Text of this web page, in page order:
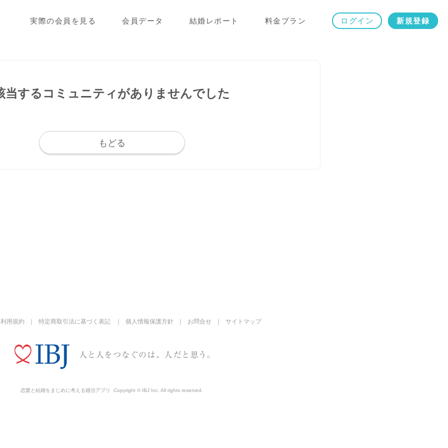
実際の会員を見る 会員データ 結婚レポート 料金プラン ログイン 新規登録
当するコミュニティがありませんでした
もどる
利用規約 特定商取引法に基づく表記 個人情報保護方針 お問合せ サイトマップ
恋愛と結婚をまじめに考える婚活アプリ Copyright © IBJ Inc. All rights reserved.